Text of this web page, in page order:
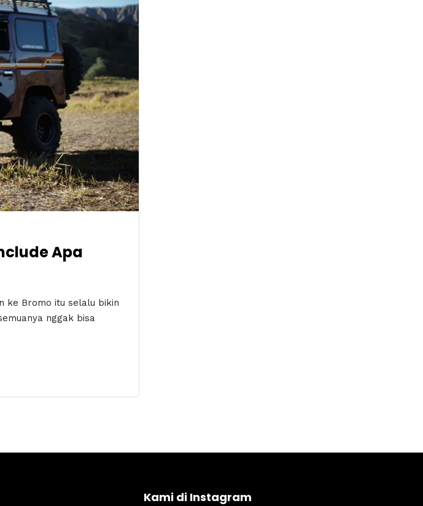
Apa
ke Bromo itu selalu bikin
nggak bisa
Kami di Instagram